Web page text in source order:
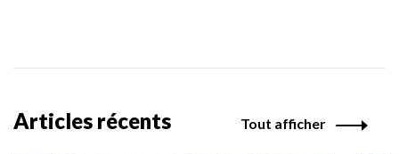
Articles récents Tout afficher